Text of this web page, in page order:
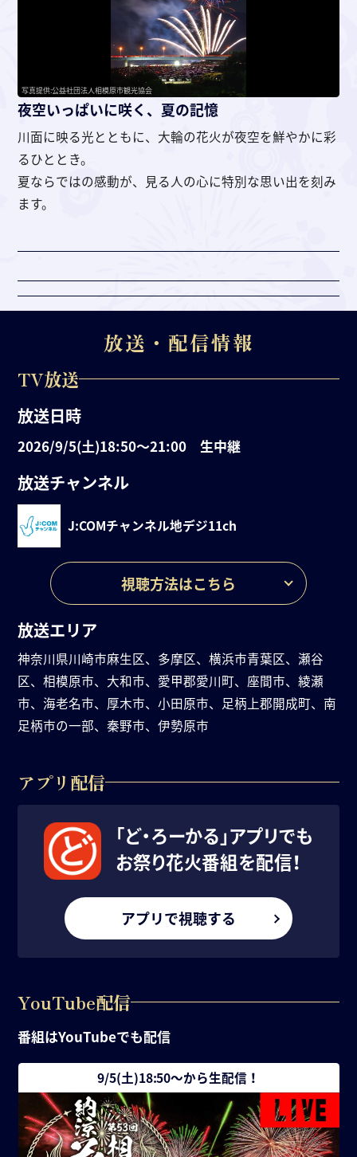
写真提供:公益社団法人相模原市観光協会
夜空いっぱいに咲く、夏の記憶
川面に映る光とともに、大輪の花火が夜空を鮮やかに彩
るひととき。
夏ならではの感動が、見る人の心に特別な思い出を刻み
ます。
放送・配信情報
TV放送
放送日時
2026/9/5(土)18:50〜21:00 生中継
放送チャンネル
J:COMチャンネル地デジ11ch
視聴方法はこちら
放送エリア
神奈川県川崎市麻生区、多摩区、横浜市青葉区、瀬谷
区、相模原市、大和市、愛甲郡愛川町、座間市、綾瀬
市、海老名市、厚木市、小田原市、足柄上郡開成町、南
足柄市の一部、秦野市、伊勢原市
アプリ配信
「ど・ろーかる」アプリでも
お祭り花火番組を配信！
アプリで視聴する
YouTube配信
番組はYouTubeでも配信
9/5(土)18:50〜から生配信！